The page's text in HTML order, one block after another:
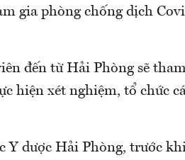
gia phòng chống dịch
đến từ Hải Phòng sẽ
hiện xét nghiệm, tổ chức
Y dược Hải Phòng, trước